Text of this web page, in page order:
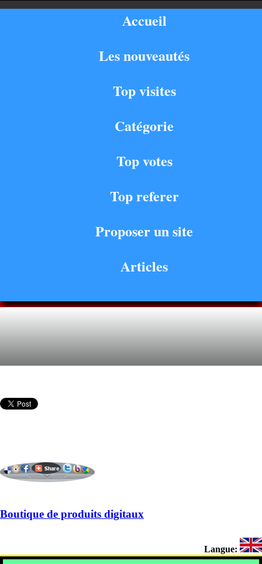
Accueil
Les nouveautés
Top visites
Catégorie
Top votes
Top referer
Proposer un site
Articles
Boutique de produits digitaux
Langue: